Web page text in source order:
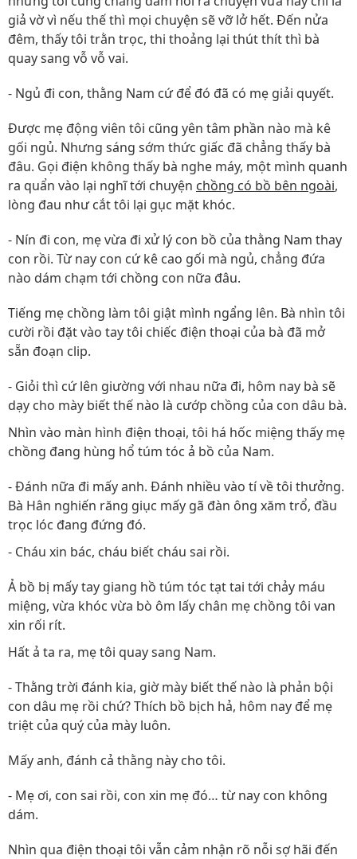
giả vờ vì nếu thế thì mọi chuyện sẽ vỡ lở hết. Đến nửa
đêm, thấy tôi trằn trọc, thi thoảng lại thút thít thì bà
quay sang vỗ vỗ vai.
- Ngủ đi con, thằng Nam cứ để đó đã có mẹ giải quyết.
Được mẹ động viên tôi cũng yên tâm phần nào mà kê
gối ngủ. Nhưng sáng sớm thức giấc đã chẳng thấy bà
đâu. Gọi điện không thấy bà nghe máy, một mình quanh
ra quẩn vào lại nghĩ tới chuyện chồng có bồ bên ngoài,
lòng đau như cắt tôi lại gục mặt khóc.
- Nín đi con, mẹ vừa đi xử lý con bồ của thằng Nam thay
con rồi. Từ nay con cứ kê cao gối mà ngủ, chẳng đứa
nào dám chạm tới chồng con nữa đâu.
Tiếng mẹ chồng làm tôi giật mình ngẩng lên. Bà nhìn tôi
cười rồi đặt vào tay tôi chiếc điện thoại của bà đã mở
sẵn đoạn clip.
- Giỏi thì cứ lên giường với nhau nữa đi, hôm nay bà sẽ
dạy cho mày biết thế nào là cướp chồng của con dâu bà.
Nhìn vào màn hình điện thoại, tôi há hốc miệng thấy mẹ
chồng đang hùng hổ túm tóc ả bồ của Nam.
- Đánh nữa đi mấy anh. Đánh nhiều vào tí về tôi thưởng.
Bà Hân nghiến răng giục mấy gã đàn ông xăm trổ, đầu
trọc lóc đang đứng đó.
- Cháu xin bác, cháu biết cháu sai rồi.
Ả bồ bị mấy tay giang hồ túm tóc tạt tai tới chảy máu
miệng, vừa khóc vừa bò ôm lấy chân mẹ chồng tôi van
xin rối rít.
Hất ả ta ra, mẹ tôi quay sang Nam.
- Thằng trời đánh kia, giờ mày biết thế nào là phản bội
con dâu mẹ rồi chứ? Thích bồ bịch hả, hôm nay để mẹ
triệt của quý của mày luôn.
Mấy anh, đánh cả thằng này cho tôi.
- Mẹ ơi, con sai rồi, con xin mẹ đó… từ nay con không
dám.
Nhìn qua điện thoại tôi vẫn cảm nhận rõ nỗi sợ hãi đến